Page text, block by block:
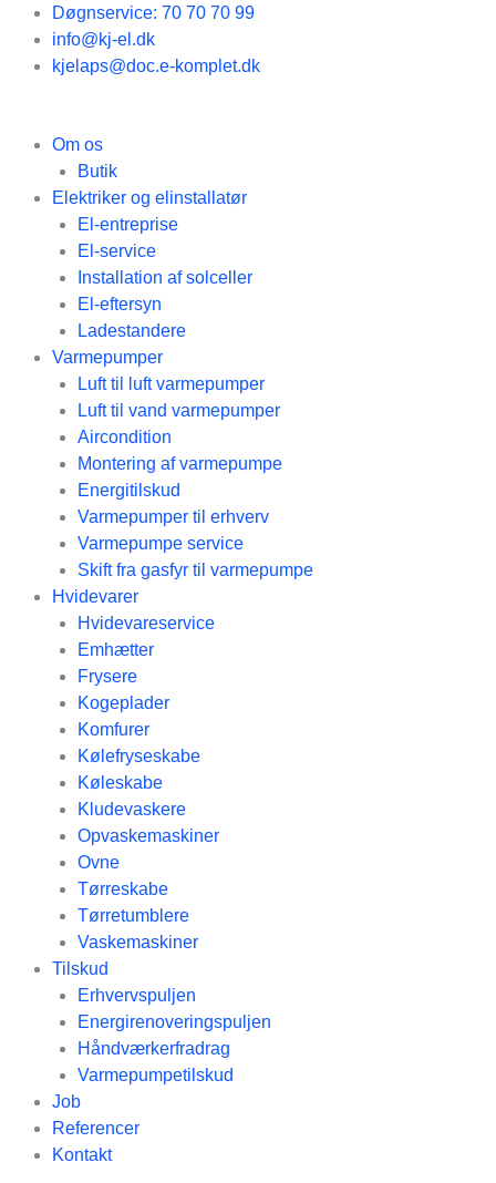
indholdet
Døgnservice: 70 70 70 99
info@kj-el.dk
kjelaps@doc.e-komplet.dk
Om os
Butik
Elektriker og elinstallatør
El-entreprise
El-service
Installation af solceller
El-eftersyn
Ladestandere
Varmepumper
Luft til luft varmepumper
Luft til vand varmepumper
Aircondition
Montering af varmepumpe
Energitilskud
Varmepumper til erhverv
Varmepumpe service
Skift fra gasfyr til varmepumpe
Hvidevarer
Hvidevareservice
Emhætter
Frysere
Kogeplader
Komfurer
Kølefryseskabe
Køleskabe
Kludevaskere
Opvaskemaskiner
Ovne
Tørreskabe
Tørretumblere
Vaskemaskiner
Tilskud
Erhvervspuljen
Energirenoveringspuljen
Håndværkerfradrag
Varmepumpetilskud
Job
Referencer
Kontakt